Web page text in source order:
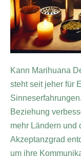
Kann Marihuana
steht seit jeher für
Beziehung
mehr Ländern und
Akzeptanzgrad
um ihre